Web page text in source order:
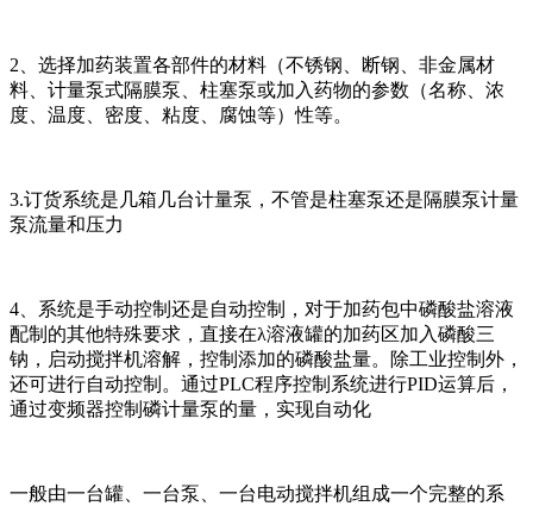
2、选择加药装置各部件的材料（不锈钢、断钢、非金属材
料、计量泵式隔膜泵、柱塞泵或加入药物的参数（名称、浓
度、温度、密度、粘度、腐蚀等）性等。
3.订货系统是几箱几台计量泵，不管是柱塞泵还是隔膜泵计量
泵流量和压力
4、系统是手动控制还是自动控制，对于加药包中磷酸盐溶液
配制的其他特殊要求，直接在λ溶液罐的加药区加入磷酸三
钠，启动搅拌机溶解，控制添加的磷酸盐量。除工业控制外，
还可进行自动控制。通过PLC程序控制系统进行PID运算后，
通过变频器控制磷计量泵的量，实现自动化
一般由一台罐、一台泵、一台电动搅拌机组成一个完整的系